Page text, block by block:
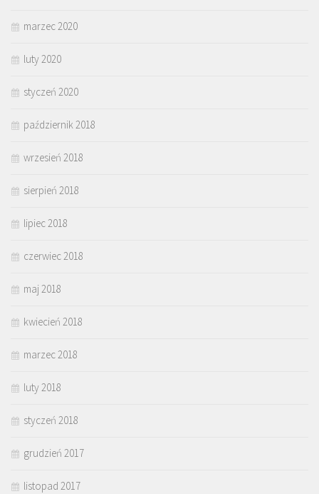
marzec 2020
luty 2020
styczeń 2020
październik 2018
wrzesień 2018
sierpień 2018
lipiec 2018
czerwiec 2018
maj 2018
kwiecień 2018
marzec 2018
luty 2018
styczeń 2018
grudzień 2017
listopad 2017